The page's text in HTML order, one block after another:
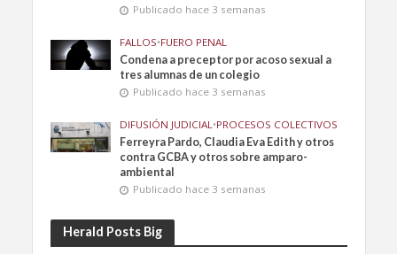
Publicado hace 3 semanas
FALLOS•FUERO PENAL
Condena a preceptor por acoso sexual a
tres alumnas de un colegio
Publicado hace 3 semanas
DIFUSIÓN JUDICIAL •PROCESOS COLECTIVOS
Ferreyra Pardo, Claudia Eva Edith y otros
contra GCBA y otros sobre amparo-
ambiental
Publicado hace 3 semanas
Herald Posts Big